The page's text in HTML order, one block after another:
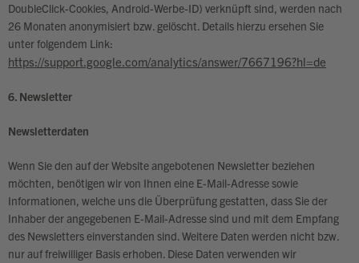
DoubleClick-Cookies, Android-Werbe-ID) verknüpft sind, werden nach
26 Monaten anonymisiert bzw. gelöscht. Details hierzu ersehen Sie
unter folgendem Link:
https://support.google.com/analytics/answer/7667196?hl=de
6. Newsletter
Newsletterdaten
Wenn Sie den auf der Website angebotenen Newsletter beziehen
möchten, benötigen wir von Ihnen eine E-Mail-Adresse sowie
Informationen, welche uns die Überprüfung gestatten, dass Sie der
Inhaber der angegebenen E-Mail-Adresse sind und mit dem Empfang
des Newsletters einverstanden sind. Weitere Daten werden nicht bzw.
nur auf freiwilliger Basis erhoben. Diese Daten verwenden wir